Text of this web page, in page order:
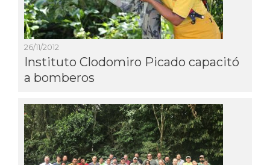
26/11/2012
Instituto Clodomiro Picado capacitó
a bomberos